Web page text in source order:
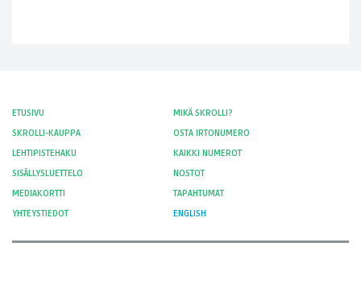
ETUSIVU
MIKÄ SKROLLI?
SKROLLI-KAUPPA
OSTA IRTONUMERO
LEHTIPISTEHAKU
KAIKKI NUMEROT
SISÄLLYSLUETTELO
NOSTOT
MEDIAKORTTI
TAPAHTUMAT
YHTEYSTIEDOT
ENGLISH